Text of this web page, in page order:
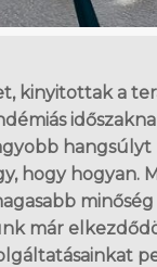
kinyitottak a
hogy hogyan.
már